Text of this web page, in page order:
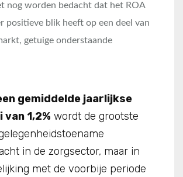
nog worden bedacht dat het ROA
positieve blik heeft op een deel van
getuige onderstaande
gemiddelde jaarlijkse
van 1,2% wordt de grootste
in de zorgsector, maar in
met de voorbije periode